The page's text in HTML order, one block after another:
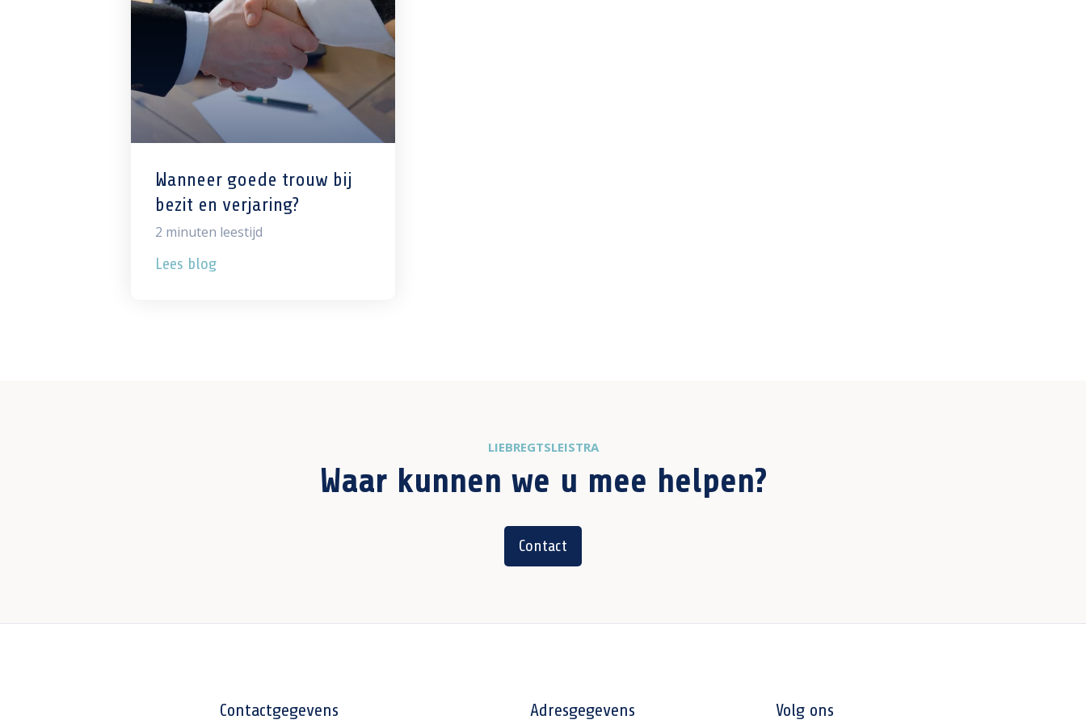
Wanneer goede trouw bij
bezit en verjaring?
2 minuten leestijd
Lees blog
LIEBREGTSLEISTRA
Waar kunnen we u mee helpen?
Contact
Contactgegevens Adresgegevens Volg ons